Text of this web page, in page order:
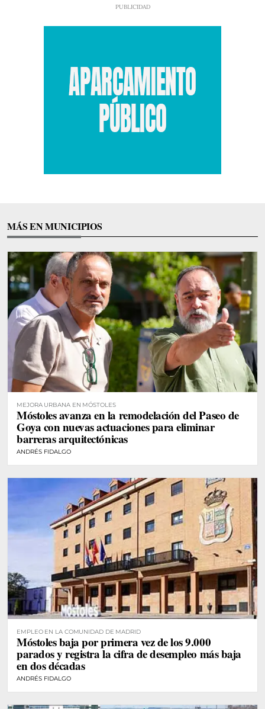
MÁS EN MUNICIPIOS
MEJORA URBANA EN MÓSTOLES
Móstoles avanza en la remodelación del Paseo de
Goya con nuevas actuaciones para eliminar
barreras arquitectónicas
ANDRÉS FIDALGO
EMPLEO EN LA COMUNIDAD DE MADRID
Móstoles baja por primera vez de los 9.000
parados y registra la cifra de desempleo más baja
en dos décadas
ANDRÉS FIDALGO